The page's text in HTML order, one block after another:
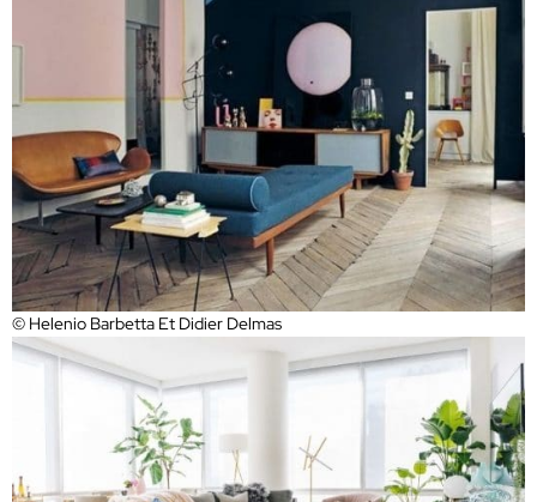
© Helenio Barbetta Et Didier Delmas